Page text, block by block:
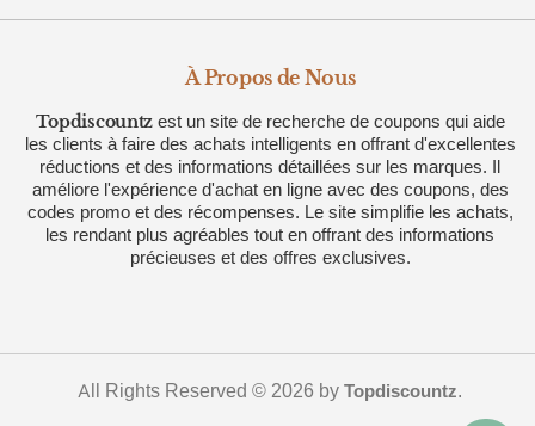
À Propos de Nous
Topdiscountz est un site de recherche de coupons qui aide
les clients à faire des achats intelligents en offrant d'excellentes
réductions et des informations détaillées sur les marques. Il
améliore l'expérience d'achat en ligne avec des coupons, des
codes promo et des récompenses. Le site simplifie les achats,
les rendant plus agréables tout en offrant des informations
précieuses et des offres exclusives.
All Rights Reserved © 2026 byTopdiscountz.